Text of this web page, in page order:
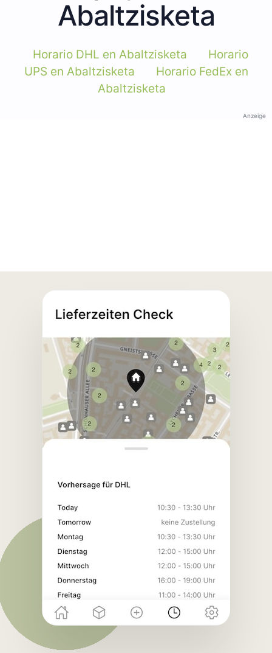
Abaltzisketa
Horario DHL en Abaltzisketa
Horario
UPS en Abaltzisketa
Horario FedEx en
Abaltzisketa
Anzeige